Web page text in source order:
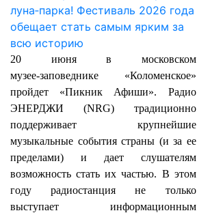
20 июня в московском
музее‑заповеднике «Коломенское»
пройдет «Пикник Афиши». Радио
ЭНЕРДЖИ (NRG) традиционно
поддерживает крупнейшие
музыкальные события страны (и за ее
пределами) и дает слушателям
возможность стать их частью. В этом
году радиостанция не только
выступает информационным